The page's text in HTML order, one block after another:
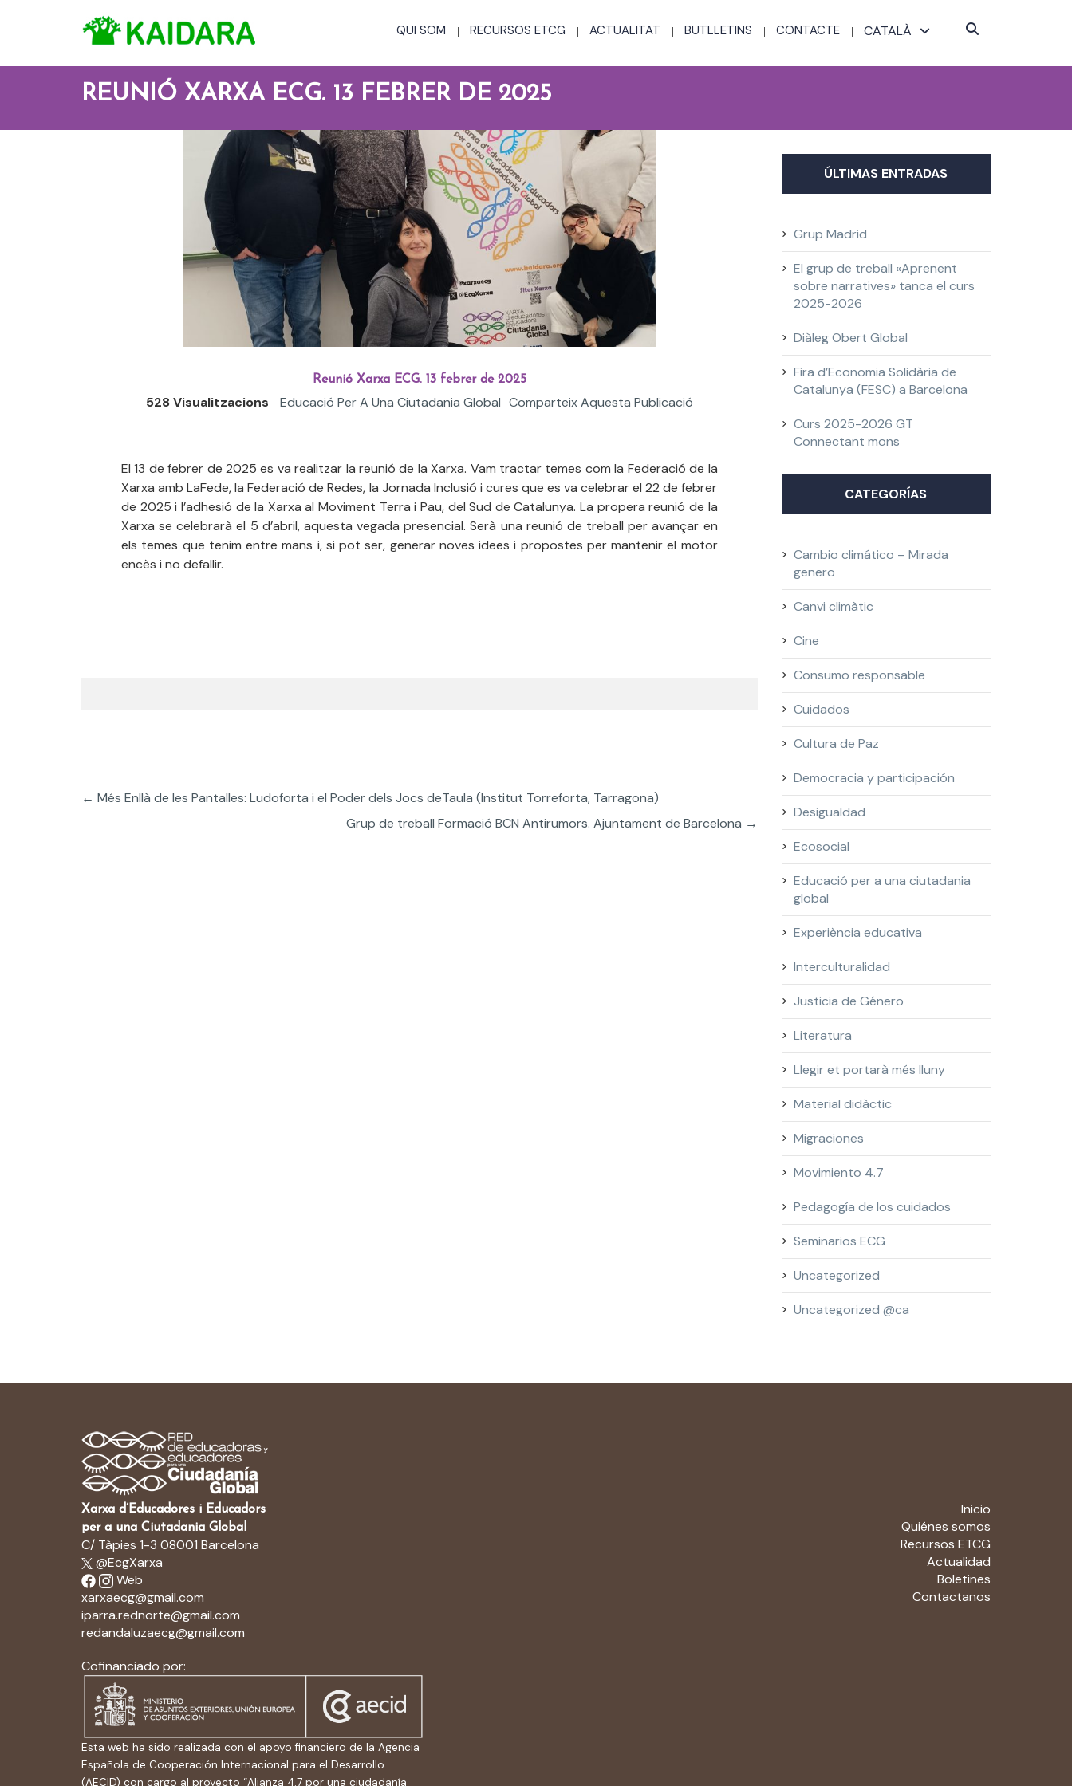
QUI SOM RECURSOS ETCG ACTUALITAT BUTLLETINS CONTACTE CATALÀ
REUNIÓ XARXA ECG. 13 FEBRER DE 2025
Reunió Xarxa ECG. 13 febrer de 2025
528 Visualitzacions Educació Per A Una Ciutadania Global Comparteix Aquesta Publicació
El 13 de febrer de 2025 es va realitzar la reunió de la Xarxa. Vam tractar temes com la Federació de la
Xarxa amb LaFede, la Federació de Redes, la Jornada Inclusió i cures que es va celebrar el 22 de febrer
de 2025 i l’adhesió de la Xarxa al Moviment Terra i Pau, del Sud de Catalunya. La propera reunió de la
Xarxa se celebrarà el 5 d’abril, aquesta vegada presencial. Serà una reunió de treball per avançar en
els temes que tenim entre mans i, si pot ser, generar noves idees i propostes per mantenir el motor
encès i no defallir.
← Més Enllà de les Pantalles: Ludoforta i el Poder dels Jocs deTaula (Institut Torreforta, Tarragona)
Grup de treball Formació BCN Antirumors. Ajuntament de Barcelona →
ÚLTIMAS ENTRADAS
Grup Madrid
El grup de treball «Aprenent
sobre narratives» tanca el curs
2025-2026
Diàleg Obert Global
Fira d’Economia Solidària de
Catalunya (FESC) a Barcelona
Curs 2025-2026 GT
Connectant mons
CATEGORÍAS
Cambio climático – Mirada
genero
Canvi climàtic
Cine
Consumo responsable
Cuidados
Cultura de Paz
Democracia y participación
Desigualdad
Ecosocial
Educació per a una ciutadania
global
Experiència educativa
Interculturalidad
Justicia de Género
Literatura
Llegir et portarà més lluny
Material didàctic
Migraciones
Movimiento 4.7
Pedagogía de los cuidados
Seminarios ECG
Uncategorized
Uncategorized @ca
Xarxa d’Educadores i Educadors
per a una Ciutadania Global
C/ Tàpies 1-3 08001 Barcelona
@EcgXarxa
Web
xarxaecg@gmail.com
iparra.rednorte@gmail.com
redandaluzaecg@gmail.com
Cofinanciado por:
Esta web ha sido realizada con el apoyo financiero de la Agencia
Española de Cooperación Internacional para el Desarrollo
(AECID) con cargo al proyecto “Alianza 4.7 por una ciudadanía
Inicio
Quiénes somos
Recursos ETCG
Actualidad
Boletines
Contactanos